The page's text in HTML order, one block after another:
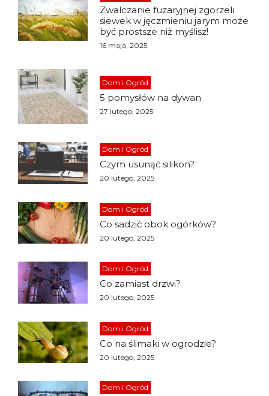
Zwalczanie fuzaryjnej zgorzeli
siewek w jęczmieniu jarym może
być prostsze niż myślisz!
16 maja, 2025
Dom i Ogród
5 pomysłów na dywan
27 lutego, 2025
Dom i Ogród
Czym usunąć silikon?
20 lutego, 2025
Dom i Ogród
Co sadzić obok ogórków?
20 lutego, 2025
Dom i Ogród
Co zamiast drzwi?
20 lutego, 2025
Dom i Ogród
Co na ślimaki w ogrodzie?
20 lutego, 2025
Dom i Ogród